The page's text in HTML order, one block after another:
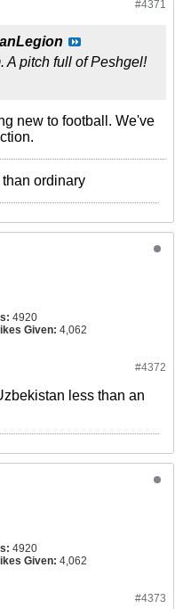
#4371
A pitch full of Peshgel!
new to football. We've
than ordinary
4920
Given: 4,062
#4372
less than an
4920
Given: 4,062
#4373